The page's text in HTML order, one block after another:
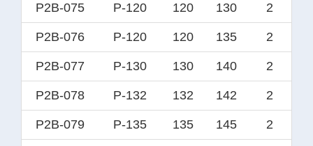
P2B-075 P-120 120 130 2
P2B-076 P-120 120 135 2
P2B-077 P-130 130 140 2
P2B-078 P-132 132 142 2
P2B-079 P-135 135 145 2